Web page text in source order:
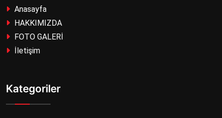
Anasayfa
HAKKIMIZDA
FOTO GALERİ
İletişim
Kategoriler